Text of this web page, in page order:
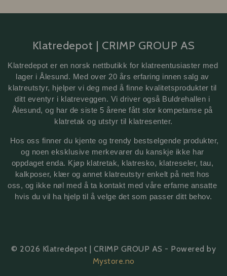
Klatredepot | CRIMP GROUP AS
Klatredepot er en norsk nettbutikk for klatreentusiaster med
lager i Ålesund. Med over 20 års erfaring innen salg av
klatreutstyr, hjelper vi deg med å finne kvalitetsprodukter til
ditt eventyr i klatreveggen. Vi driver også Buldrehallen i
klatretak og utstyr til klatresenter.
Hos oss finner du kjente og trendy bestselgende produkter,
og noen eksklusive merkevarer du kanskje ikke har
oppdaget enda. Kjøp klatretak, klatresko, klatreseler, tau,
kalkposer, klær og annet klatreutstyr enkelt på nett hos
oss, og ikke nøl med å ta kontakt med våre erfarne ansatte
hvis du vil ha hjelp til å velge det som passer ditt behov.
© 2026 Klatredepot | CRIMP GROUP AS - Powered by
Mystore.no